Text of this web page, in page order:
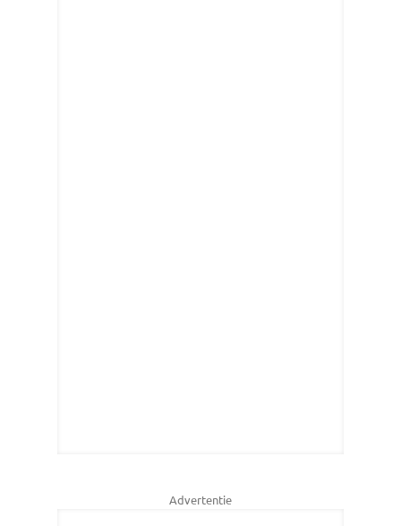
Advertentie